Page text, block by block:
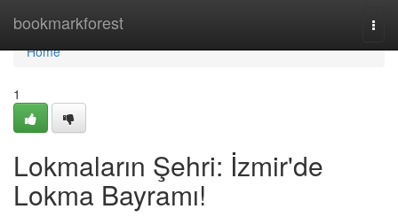
bookmarkforest
Home
Home
1
Lokmaların Şehri: İzmir'de
Lokma Bayramı!